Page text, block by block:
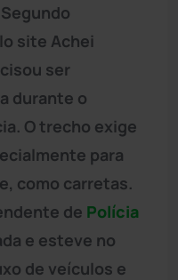
site Achei
ser
durante o
O trecho exige
para
como carretas.
de Polícia
e esteve no
de veículos e